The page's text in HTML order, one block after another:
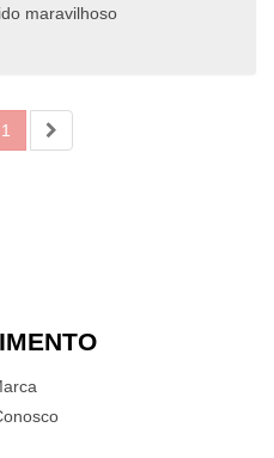
maravilhoso
1